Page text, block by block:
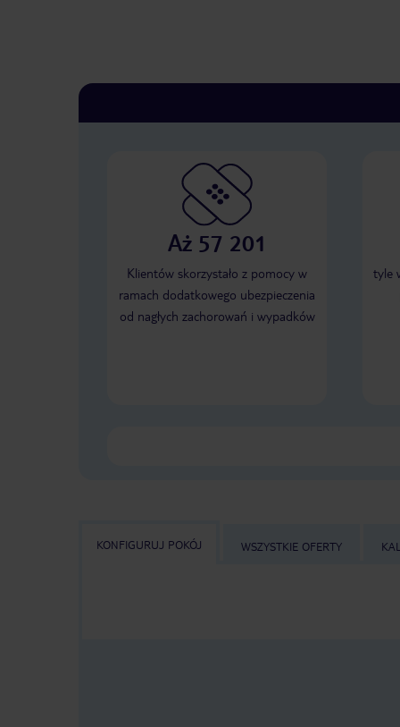
Aż 57 201
Klientów skorzystało z pomocy w
ramach dodatkowego ubezpieczenia
od nagłych zachorowań i wypadków
tyle
KONFIGURUJ POKÓJ WSZYSTKIE OFERTY